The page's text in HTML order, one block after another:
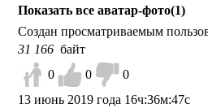
Показать все аватар-фото(1)
Создан просматриваемым
31 166 байт
0 0
0
13 июнь 2019 года 16ч:36м:47с